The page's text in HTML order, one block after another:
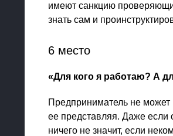
имеют санкцию
знать сам и
6 место
«Для кого я работаю? А
Предприниматель не может
ее представляя. Даже если
ничего не значит, если